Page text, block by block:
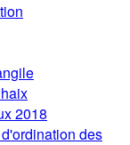
2018
des